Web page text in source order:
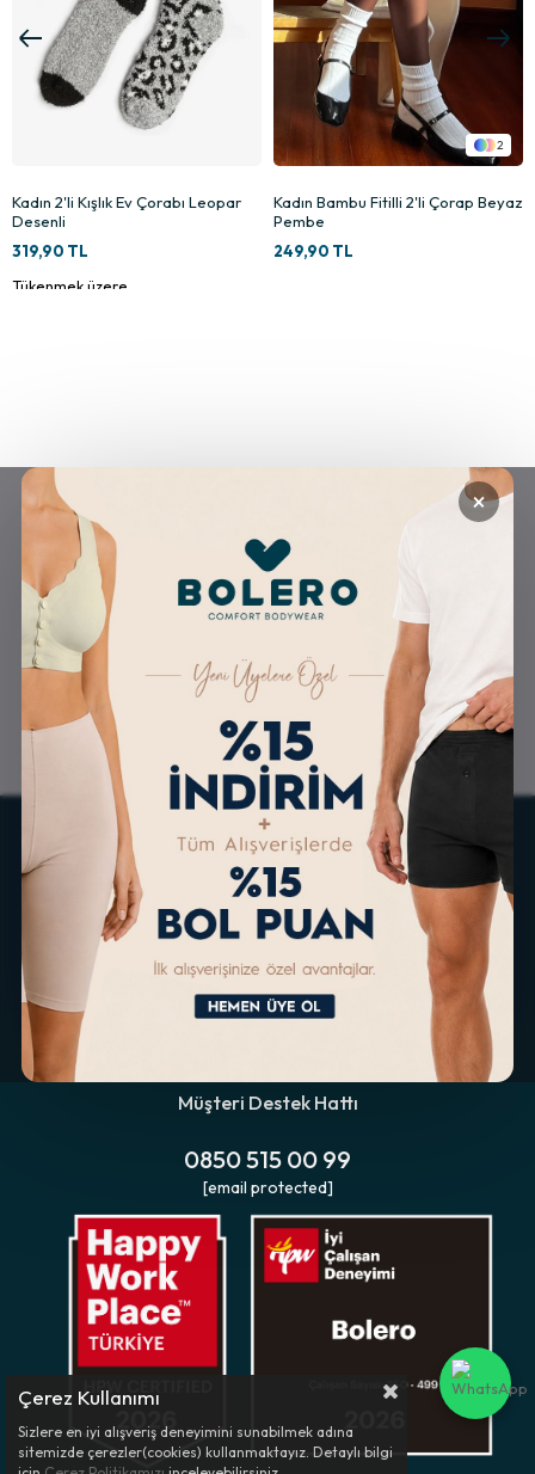
Kadın 2'li Kışlık Ev Çorabı Leopar
Desenli
319,90 TL
Tükenmek üzere
2
Kadın Bambu Fitilli 2'li Çorap Beyaz
Pembe
249,90 TL
ÜCRETSİZ KARGO GÜVENLİ ALIŞVERİŞ
KOLAY İADE & DEĞİŞİM
ALTERNATİF ÖDEME
İMKANLARI
Müşteri Destek Hattı
0850 515 00 99
[email protected]
Çerez Kullanımı
Sizlere en iyi alışveriş deneyimini sunabilmek adına
sitemizde çerezler(cookies) kullanmaktayız. Detaylı bilgi
×